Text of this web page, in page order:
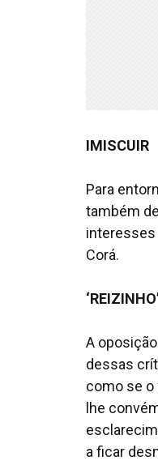
IMISCUIR
Para
também
interesses
Corá.
A
dessas
como se o
lhe
a ficar